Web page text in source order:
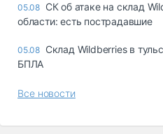
05.08 СК об атаке на склад
области: есть пострадавшие
05.08 Склад Wildberries в
БПЛА
Все новости